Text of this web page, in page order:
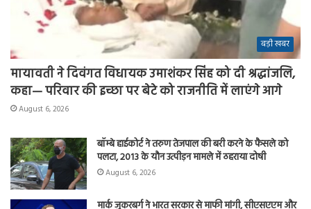
बड़ी खबर
मायावती ने दिवंगत विधायक उमाशंकर सिंह को दी श्रद्धांजलि,
कहा— परिवार की इच्छा पर बेटे को राजनीति में लाएंगे आगे
August 6, 2026
बॉम्बे हाईकोर्ट ने तरुण तेजपाल की बरी करने के फैसले को
पलटा, 2013 के यौन उत्पीड़न मामले में ठहराया दोषी
August 6, 2026
मार्क जुकरबर्ग ने भारत सरकार से माफी मांगी, सीएसएएम और